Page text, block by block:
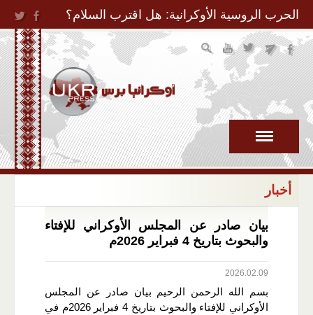
Jump to Navigation
الحرب الروسية الأوكرانية: هل اقترب السلام؟
أخبار
بيان صادر عن المجلس الأوكراني للإفتاء
والبحوث بتاريخ 4 فبراير 2026م
2026.02.09
بسم الله الرحمن الرحيم بيان صادر عن المجلس
الأوكراني للإفتاء والبحوث بتاريخ 4 فبراير 2026م في